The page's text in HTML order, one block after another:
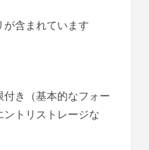
含まれています
き（基本的なフォー
トリストレージな